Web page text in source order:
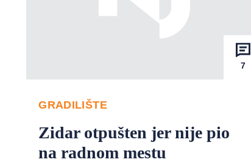
7
GRADILIŠTE
Zidar otpušten jer nije pio
na radnom mestu